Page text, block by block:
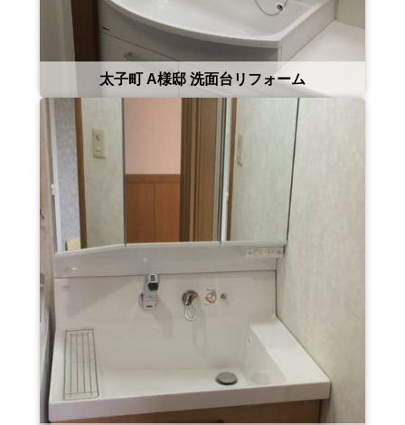
太子町 A様邸 洗面台リフォーム